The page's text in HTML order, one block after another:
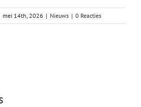
mei 14th, 2026 | Nieuws | 0 Reacties